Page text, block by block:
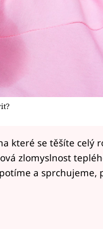
které se těšíte celý
zlomyslnost
a sprchujeme,